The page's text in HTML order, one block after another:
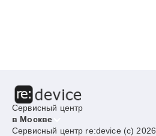
Сервисный центр
в Москве
Сервисный центр re:device (c) 2026